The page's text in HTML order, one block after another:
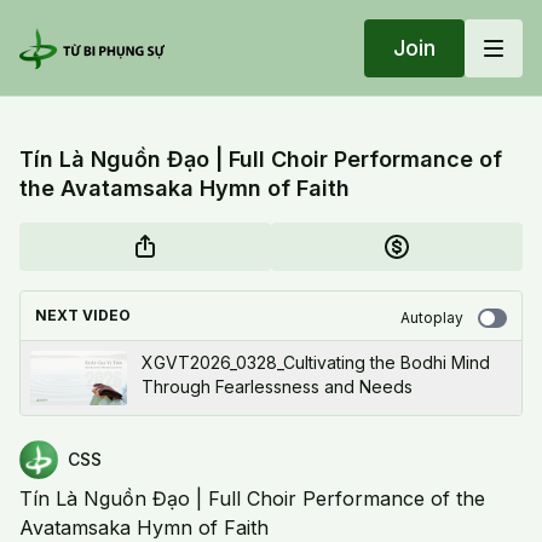
Join
Tín Là Nguồn Đạo | Full Choir Performance of
the Avatamsaka Hymn of Faith
NEXT VIDEO Autoplay
XGVT2026_0328_Cultivating the Bodhi Mind
Through Fearlessness and Needs
CSS
Tín Là Nguồn Đạo | Full Choir Performance of the
Avatamsaka Hymn of Faith